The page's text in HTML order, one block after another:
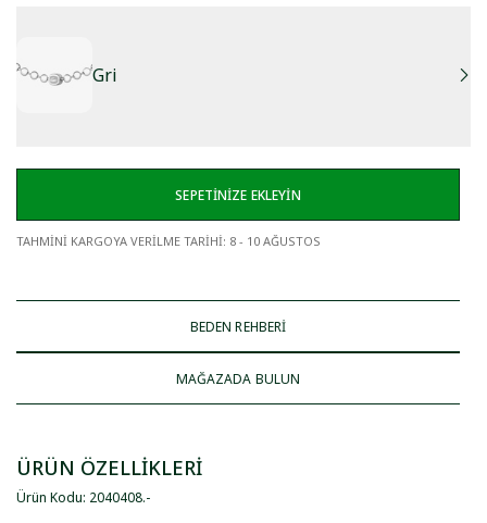
Gri
SEPETİNİZE EKLEYİN
TAHMİNİ KARGOYA VERİLME TARİHİ: 8 - 10 AĞUSTOS
BEDEN REHBERİ
MAĞAZADA BULUN
ÜRÜN ÖZELLİKLERİ
Ürün Kodu: 2040408.-